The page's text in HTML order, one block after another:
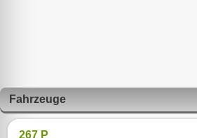
Fahrzeuge
267 P